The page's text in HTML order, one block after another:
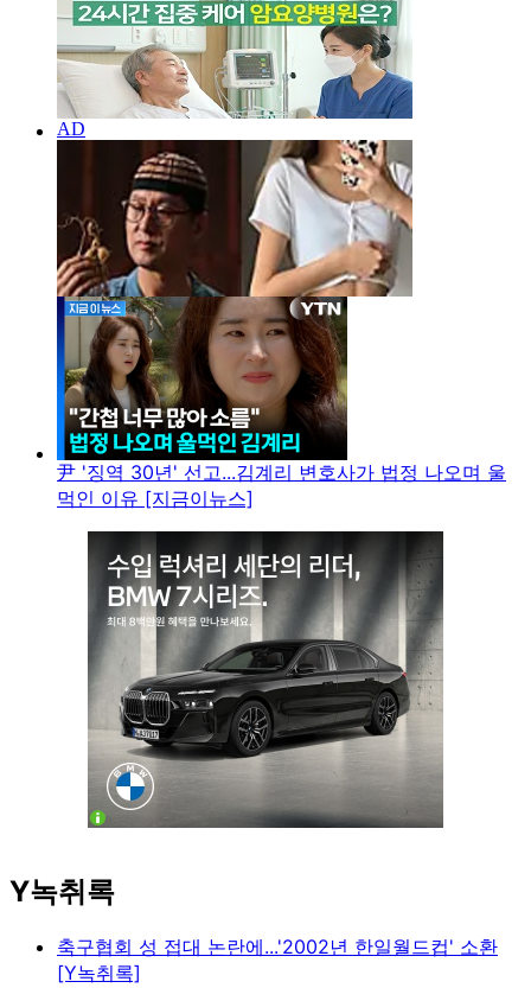
尹 '징역 30년' 선고...김계리 변호사가 법정 나오며 울
먹인 이유 [지금이뉴스]
Y녹취록
축구협회 성 접대 논란에...'2002년 한일월드컵' 소환
[Y녹취록]